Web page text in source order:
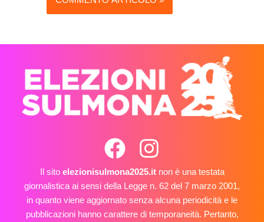
Il sito elezionisulmona2025.itnon è una testata
giornalistica ai sensi della Legge n. 62 del 7 marzo 2001,
in quanto viene aggiornato senza alcuna periodicità e le
pubblicazioni hanno carattere di temporaneità. Pertanto,